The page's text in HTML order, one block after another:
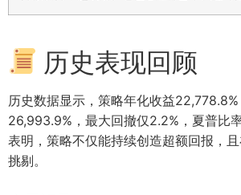
历史表现回顾
历史数据显示，策略年化收益
26,993.9%，最大回撤仅2.2%，夏普比
表明，策略不仅能持续创造超额回报，
挑剔。